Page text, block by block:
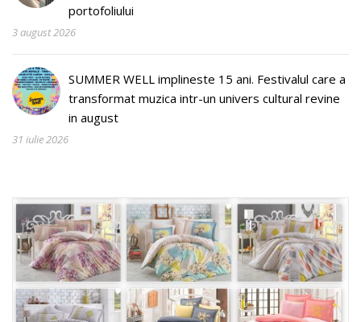
portofoliului
3 august 2026
SUMMER WELL implineste 15 ani. Festivalul care a
transformat muzica intr-un univers cultural revine
in august
31 iulie 2026